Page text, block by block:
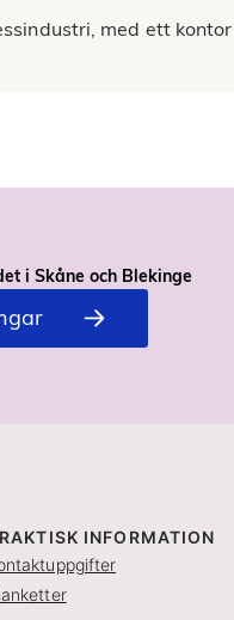
med ett
i Skåne och Blekinge
INFORMATION